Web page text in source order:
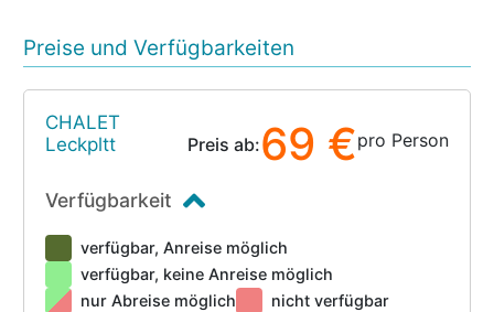
Preise und Verfügbarkeiten
CHALET
Leckpltt
Preis ab:69 €pro Person
Verfügbarkeit
verfügbar, Anreise möglich
verfügbar, keine Anreise möglich
nur Abreise möglich
nicht verfügbar